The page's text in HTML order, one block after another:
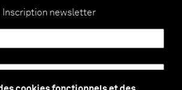
Inscription newsletter